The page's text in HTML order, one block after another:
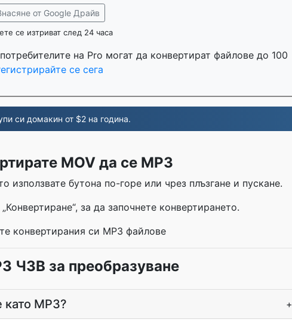
от Google Драйв
се изтриват след 24 часа
на Pro могат да конвертират файлове до 100
се сега
си домакин от $2 на година.
MOV да се MP3
използвате бутона по-горе или чрез плъзгане и пускане.
за да започнете конвертирането.
конвертирания си MP3 файлове
ЧЗВ за преобразуване
като MP3? +